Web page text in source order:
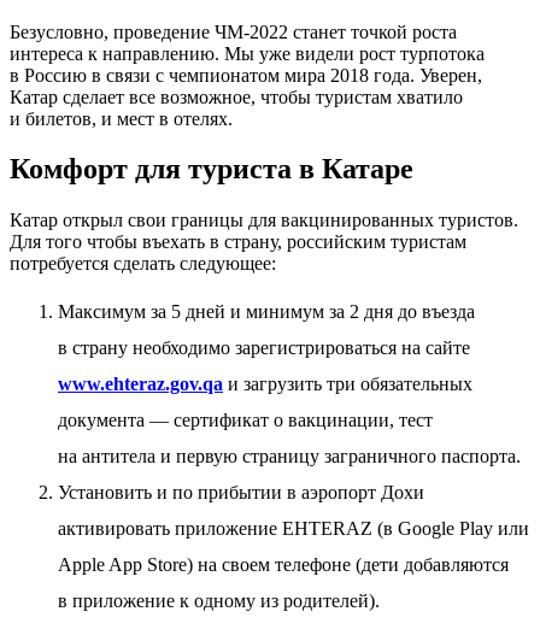
Безусловно, проведение ЧМ-2022 станет точкой роста
интереса к направлению. Мы уже видели рост турпотока
в Россию в связи с чемпионатом мира 2018 года. Уверен,
Катар сделает все возможное, чтобы туристам хватило
и билетов, и мест в отелях.
Комфорт для туриста в Катаре
Катар открыл свои границы для вакцинированных туристов.
Для того чтобы въехать в страну, российским туристам
потребуется сделать следующее:
Максимум за 5 дней и минимум за 2 дня до въезда
в страну необходимо зарегистрироваться на сайте
www.ehteraz.gov.qa и загрузить три обязательных
документа — сертификат о вакцинации, тест
на антитела и первую страницу заграничного паспорта.
Установить и по прибытии в аэропорт Дохи
активировать приложение EHTERAZ (в Google Play или
Apple App Store) на своем телефоне (дети добавляются
в приложение к одному из родителей).